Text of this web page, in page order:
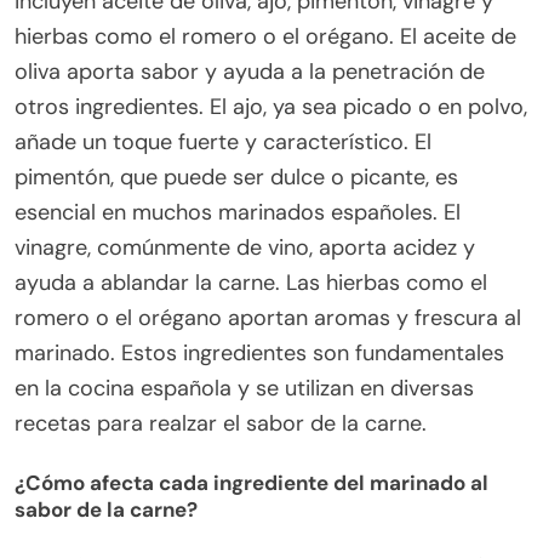
hierbas como el romero o el orégano. El aceite de
oliva aporta sabor y ayuda a la penetración de
otros ingredientes. El ajo, ya sea picado o en polvo,
añade un toque fuerte y característico. El
pimentón, que puede ser dulce o picante, es
esencial en muchos marinados españoles. El
vinagre, comúnmente de vino, aporta acidez y
ayuda a ablandar la carne. Las hierbas como el
romero o el orégano aportan aromas y frescura al
marinado. Estos ingredientes son fundamentales
en la cocina española y se utilizan en diversas
recetas para realzar el sabor de la carne.
¿Cómo afecta cada ingrediente del marinado al
sabor de la carne?